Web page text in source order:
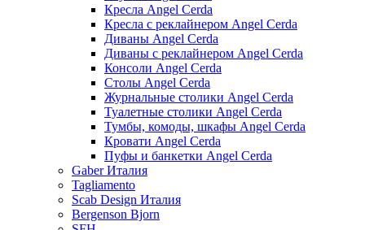
Кресла Angel Cerda
Кресла с реклайнером Angel Cerda
Диваны Angel Cerda
Диваны с реклайнером Angel Cerda
Консоли Angel Cerda
Столы Angel Cerda
Журнальные столики Angel Cerda
Туалетные столики Angel Cerda
Тумбы, комоды, шкафы Angel Cerda
Кровати Angel Cerda
Пуфы и банкетки Angel Cerda
Gaber Италия
Tagliamento
Scab Design Италия
Bergenson Bjorn